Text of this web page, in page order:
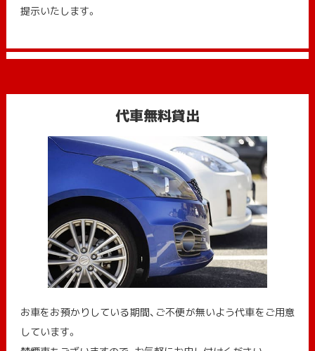
提示いたします。
代車無料貸出
お車をお預かりしている期間、ご不便が無いよう代車をご用意
しています。